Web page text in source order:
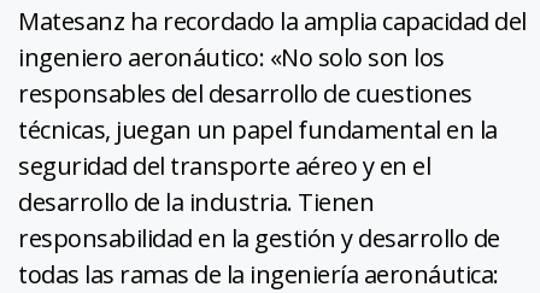
Matesanz ha recordado la amplia capacidad del
ingeniero aeronáutico: «No solo son los
responsables del desarrollo de cuestiones
técnicas, juegan un papel fundamental en la
seguridad del transporte aéreo y en el
desarrollo de la industria. Tienen
responsabilidad en la gestión y desarrollo de
todas las ramas de la ingeniería aeronáutica: